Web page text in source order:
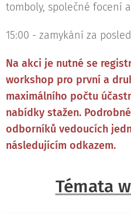
tomboly, společné focení
15:00 - zamykání za
Na akci je nutné se
workshop pro první a
maximálního počtu
nabídky stažen.
odborníků vedoucích
následujícím odkazem.
Témata